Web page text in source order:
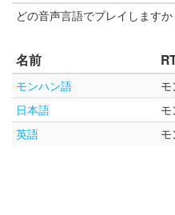
どの音声言語でプレイします
名前
モンハン語
日本語
英語